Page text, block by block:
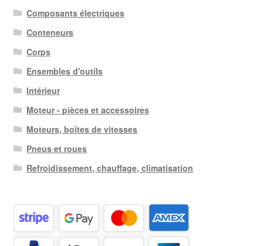
Composants électriques
Conteneurs
Corps
Ensembles d'outils
Intérieur
Moteur - pièces et accessoires
Moteurs, boîtes de vitesses
Pneus et roues
Refroidissement, chauffage, climatisation